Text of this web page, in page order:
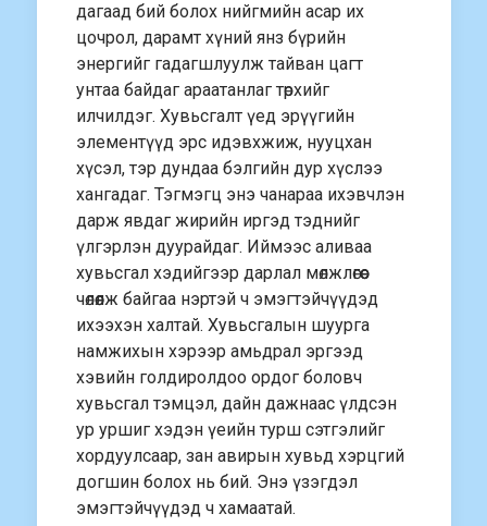
дагаад бий болох нийгмийн асар их
цочрол, дарамт хүний янз бүрийн
энергийг гадагшлуулж тайван цагт
унтаа байдаг араатанлаг төрхийг
илчилдэг. Хувьсгалт үед эрүүгийн
элементүүд эрс идэвхжиж, нууцхан
хүсэл, тэр дундаа бэлгийн дур хүслээ
хангадаг. Тэгмэгц энэ чанараа ихэвчлэн
дарж явдаг жирийн иргэд тэднийг
үлгэрлэн дуурайдаг. Иймээс аливаа
хувьсгал хэдийгээр дарлал мөлжлөгөөс
чөлөөлж байгаа нэртэй ч эмэгтэйчүүдэд
ихээхэн халтай. Хувьсгалын шуурга
намжихын хэрээр амьдрал эргээд
хэвийн голдиролдоо ордог боловч
хувьсгал тэмцэл, дайн дажнаас үлдсэн
ур уршиг хэдэн үеийн турш сэтгэлийг
хордуулсаар, зан авирын хувьд хэрцгий
догшин болох нь бий. Энэ үзэгдэл
эмэгтэйчүүдэд ч хамаатай.